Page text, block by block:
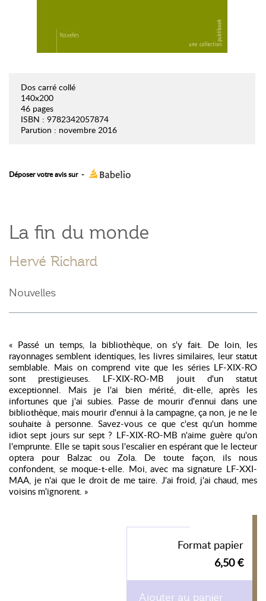
Dos carré collé
140x200
46 pages
ISBN : 9782342057874
Parution : novembre 2016
Déposer votre avis sur -
La fin du monde
Hervé Richard
Nouvelles
« Passé un temps, la bibliothèque, on s'y fait. De loin, les
rayonnages semblent identiques, les livres similaires, leur statut
semblable. Mais on comprend vite que les séries LF-XIX-RO
sont prestigieuses. LF-XIX-RO-MB jouit d'un statut
exceptionnel. Mais je l'ai bien mérité, dit-elle,après les
infortunes que j'ai subies. Passe de mourir d'ennui dans une
bibliothèque, mais mourir d'ennui à la campagne, ça non, je ne le
souhaite à personne. Savez-vous ce que c'est qu'un homme
idiot sept jours sur sept ? LF-XIX-RO-MB n'aime guère qu'on
l'emprunte. Elle se tapit sous l'escalier en espérant que le lecteur
optera pour Balzac ou Zola. De toute façon, ils nous
confondent, se moque-t-elle. Moi, avec ma signature LF-XXI-
MAA, je n'ai que le droit de me taire. J'ai froid, j'ai chaud, mes
voisins m'ignorent. »
Format papier
6,50 €
Ajouter au panier